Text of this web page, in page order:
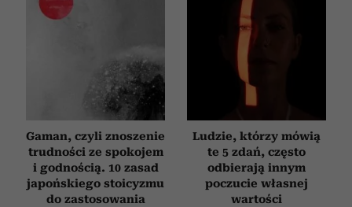
Gaman, czyli znoszenie
trudności ze spokojem
i godnością. 10 zasad
japońskiego stoicyzmu
do zastosowania
Ludzie, którzy mówią
te 5 zdań, często
odbierają innym
poczucie własnej
wartości